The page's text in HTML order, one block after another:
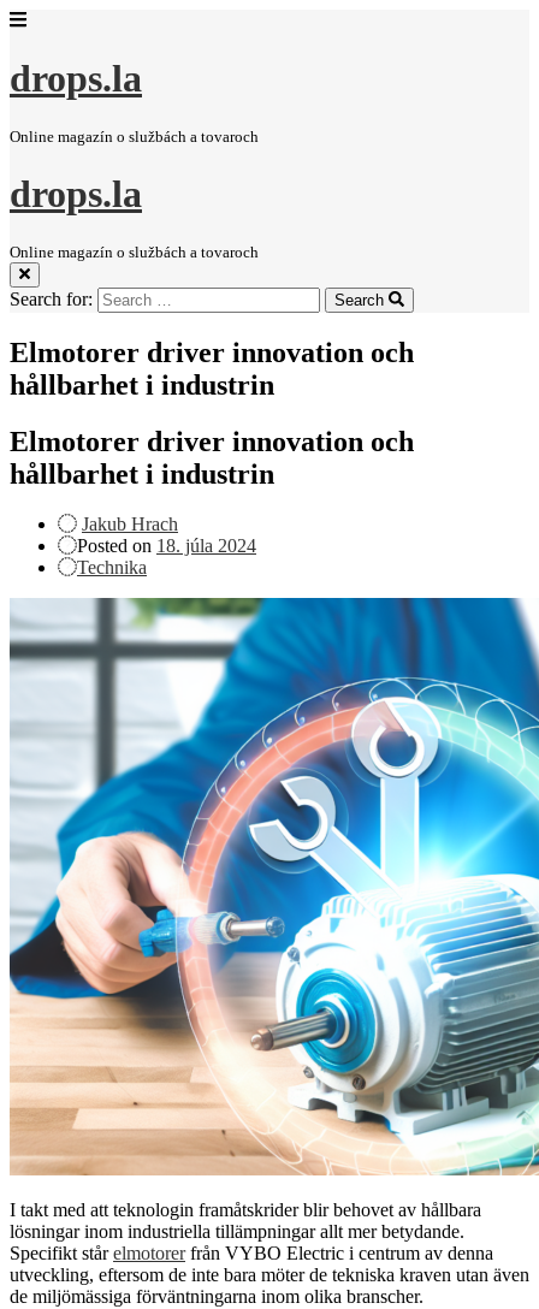
drops.la
Online magazín o službách a tovaroch
drops.la
Online magazín o službách a tovaroch
Search for: Search
Elmotorer driver innovation och
hållbarhet i industrin
Elmotorer driver innovation och
hållbarhet i industrin
Jakub Hrach
Posted on 18. júla 2024
Technika
I takt med att teknologin framåtskrider blir behovet av hållbara
lösningar inom industriella tillämpningar allt mer betydande.
Specifikt stårelmotorerfrån VYBO Electric i centrum av denna
utveckling, eftersom de inte bara möter de tekniska kraven utan även
de miljömässiga förväntningarna inom olika branscher.